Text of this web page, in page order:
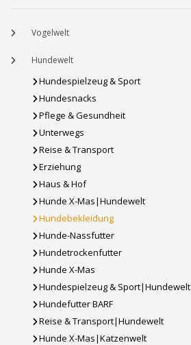
Vogelwelt
Hundewelt
Hundespielzeug & Sport
Hundesnacks
Pflege & Gesundheit
Unterwegs
Reise & Transport
Erziehung
Haus & Hof
Hunde X-Mas|Hundewelt
Hundebekleidung
Hunde-Nassfutter
Hundetrockenfutter
Hunde X-Mas
Hundespielzeug & Sport|Hundewelt
Hundefutter BARF
Reise & Transport|Hundewelt
Hunde X-Mas|Katzenwelt